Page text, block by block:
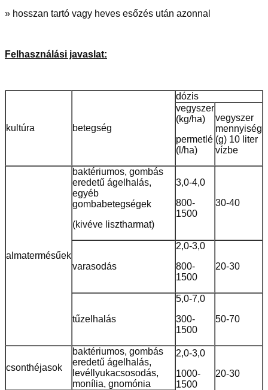
» hosszan tartó vagy heves esőzés után azonnal
Felhasználási javaslat:
kultúra betegség
dózis
vegyszer
(kg/ha)
permetlé
(l/ha)
vegyszer
mennyiség
(g) 10 liter
vízbe
almatermésűek
baktériumos, gombás
eredetű ágelhalás,
egyéb
gombabetegségek
(kivéve lisztharmat)
3,0-4,0
800-
1500
30-40
varasodás
2,0-3,0
800-
1500
20-30
tűzelhalás
5,0-7,0
300-
1500
50-70
csonthéjasok
baktériumos, gombás
eredetű ágelhalás,
levéllyukacsosodás,
monília, gnomónia
2,0-3,0
1000-
1500
20-30